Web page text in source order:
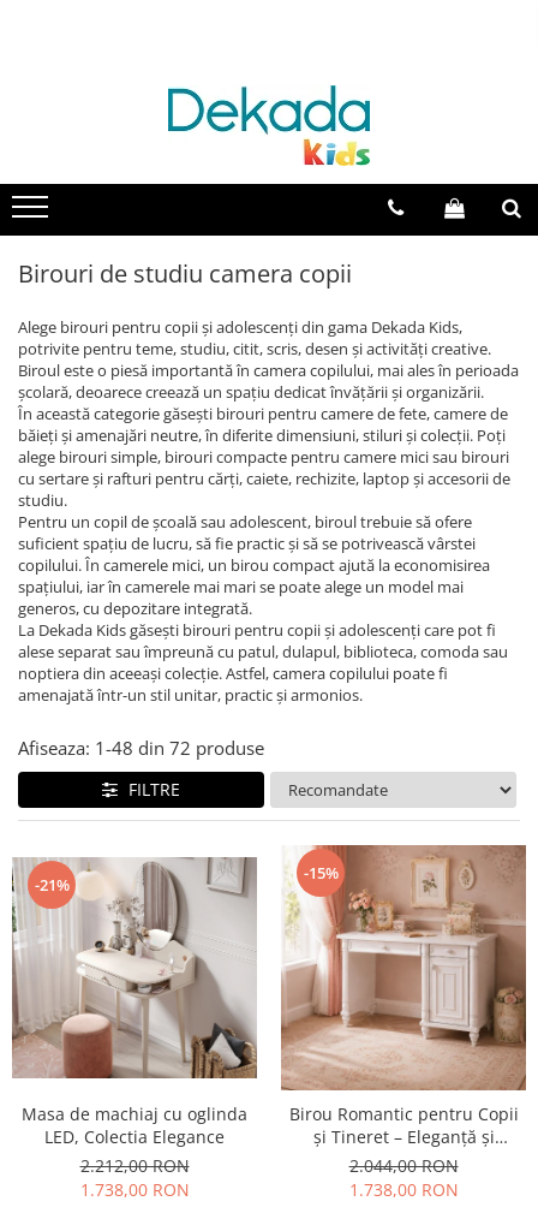
Paturi pentru copii
Paturi supraetajate
Paturi 100x200 cm
Paturi 120x200 cm
Paturi 90x190 cm
Paturi pentru baieti
Paturi pentru fete
Paturi cu lada depozitare
Paturi masinuta
Bare de protectie
Dulapuri
Comode, noptiere
Spatiu de studiu
Birouri de studiu camera copii
Biblioteca
Accesorii
Perdele&Draperii
Iluminat
Seturi pat
Covoare
Rafturi, module, lazi depozitare
Saltele
Seturi mobila pentru copii
Colectia Cotton Baby
Colectia Mocha Baby
Colectia Natura Baby
Colectia Montessori Baby
Colectia Loof baby
Colectia Champion Racer
Colectia Racecup
Colectia White
Colectia Romantica
Colectia Mocha
Colectia Romantic
Colectia Pirate
Colectia Montes Natural
Colectia Montes White
Colectia Black
Colectia Studio
Colectia Varia
Colectia Nordic
Colectia Frezya
Colectia Angel City
Colectia Flora
Colectia Angel
Colectia Atlas
Colectia Rustic White
Colectia Black
Colectia Trio
Colectia Dark Metal
Colectia Flora
Colectia Loof
Colectia Selena Grey
Colectia Modera
Colectia Duo
Colectia Elegance
Colectia Luna
Colectia Lapel
Colectia Nova
Colectia Lucia
Colectia Sirius
Colectia Varia White
Colectia Perla S
Colectia Oscar
Birouri de studiu camera copii
Alege birouri pentru copii și adolescenți din gama Dekada Kids,
potrivite pentru teme, studiu, citit, scris, desen și activități creative.
Biroul este o piesă importantă în camera copilului, mai ales în perioada
școlară, deoarece creează un spațiu dedicat învățării și organizării.
În această categorie găsești birouri pentru camere de fete, camere de
băieți și amenajări neutre, în diferite dimensiuni, stiluri și colecții. Poți
alege birouri simple, birouri compacte pentru camere mici sau birouri
cu sertare și rafturi pentru cărți, caiete, rechizite, laptop și accesorii de
studiu.
Pentru un copil de școală sau adolescent, biroul trebuie să ofere
suficient spațiu de lucru, să fie practic și să se potrivească vârstei
copilului. În camerele mici, un birou compact ajută la economisirea
spațiului, iar în camerele mai mari se poate alege un model mai
generos, cu depozitare integrată.
La Dekada Kids găsești birouri pentru copii și adolescenți care pot fi
alese separat sau împreună cu patul, dulapul, biblioteca, comoda sau
noptiera din aceeași colecție. Astfel, camera copilului poate fi
amenajată într-un stil unitar, practic și armonios.
Afiseaza: 1-48 din 72 produse
FILTRE
-21%
Masa de machiaj cu oglinda
LED, Colectia Elegance
2.212,00 RON
1.738,00 RON
-15%
Birou Romantic pentru Copii
și Tineret – Eleganță și
Funcționalitate, 117x62x75 cm
2.044,00 RON
1.738,00 RON